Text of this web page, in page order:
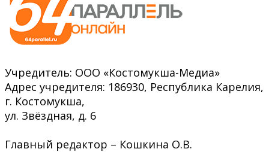
Учредитель: ООО «Костомукша-Медиа»
Адрес учредителя: 186930, Республика Карелия,
г. Костомукша,
ул. Звёздная, д. 6
Главный редактор – Кошкина О.В.